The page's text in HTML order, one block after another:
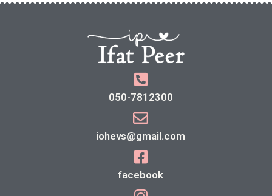
050-7812300
iohevs@gmail.com
facebook